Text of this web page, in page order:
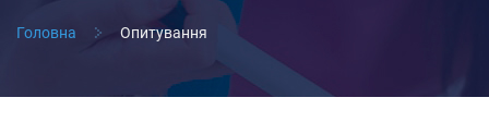
Головна Опитування